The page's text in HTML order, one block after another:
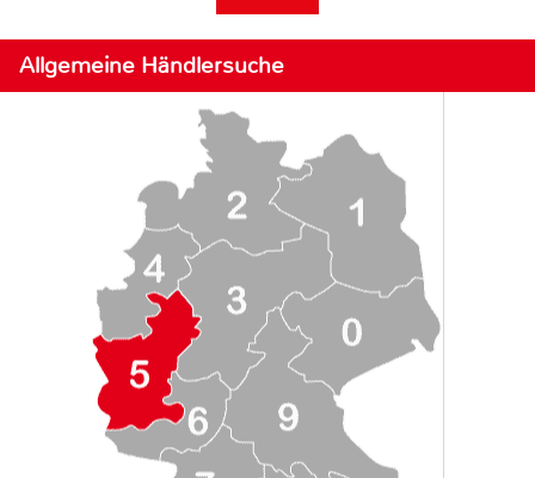
Allgemeine Händlersuche